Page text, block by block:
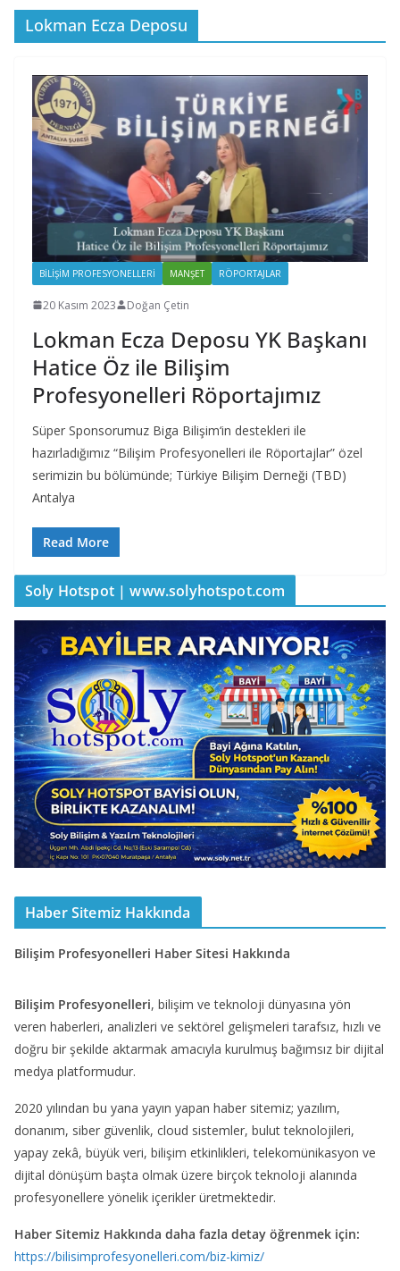
Lokman Ecza Deposu
BILIŞIM PROFESYONELLERI MANŞET RÖPORTAJLAR
20 Kasım 2023 Doğan Çetin
Lokman Ecza Deposu YK Başkanı
Hatice Öz ile Bilişim
Profesyonelleri Röportajımız
Süper Sponsorumuz Biga Bilişim‘in destekleri ile
hazırladığımız “Bilişim Profesyonelleri ile Röportajlar” özel
serimizin bu bölümünde; Türkiye Bilişim Derneği (TBD)
Antalya
Read More
Soly Hotspot | www.solyhotspot.com
Haber Sitemiz Hakkında
Bilişim Profesyonelleri Haber Sitesi Hakkında
Bilişim Profesyonelleri, bilişim ve teknoloji dünyasına yön
veren haberleri, analizleri ve sektörel gelişmeleri tarafsız, hızlı ve
doğru bir şekilde aktarmak amacıyla kurulmuş bağımsız bir dijital
medya platformudur.
2020 yılından bu yana yayın yapan haber sitemiz; yazılım,
donanım, siber güvenlik, cloud sistemler, bulut teknolojileri,
yapay zekâ, büyük veri, bilişim etkinlikleri, telekomünikasyon ve
dijital dönüşüm başta olmak üzere birçok teknoloji alanında
profesyonellere yönelik içerikler üretmektedir.
Haber Sitemiz Hakkında daha fazla detay öğrenmek için:
https://bilisimprofesyonelleri.com/biz-kimiz/